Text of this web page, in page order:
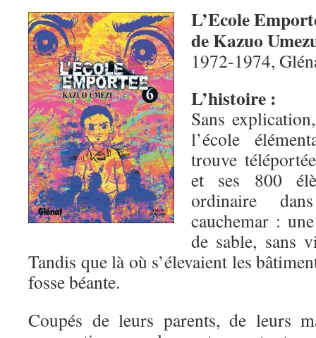
L’Ecole
de Kazuo
1972-1974,
L’histoire :
Sans
l’école
trouve
et ses 800
ordinaire
cauchemar :
de sable, sans
Tandis que là où s’élevaient les
fosse béante.
Coupés de leurs parents, de leurs